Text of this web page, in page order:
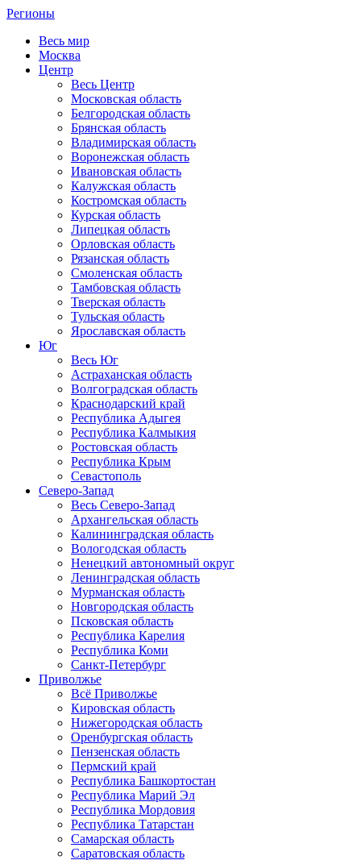
Регионы
Весь мир
Москва
Центр
Весь Центр
Московская область
Белгородская область
Брянская область
Владимирская область
Воронежская область
Ивановская область
Калужская область
Костромская область
Курская область
Липецкая область
Орловская область
Рязанская область
Смоленская область
Тамбовская область
Тверская область
Тульская область
Ярославская область
Юг
Весь Юг
Астраханская область
Волгоградская область
Краснодарский край
Республика Адыгея
Республика Калмыкия
Ростовская область
Республика Крым
Севастополь
Северо-Запад
Весь Северо-Запад
Архангельская область
Калининградская область
Вологодская область
Ненецкий автономный округ
Ленинградская область
Мурманская область
Новгородская область
Псковская область
Республика Карелия
Республика Коми
Санкт-Петербург
Приволжье
Всё Приволжье
Кировская область
Нижегородская область
Оренбургская область
Пензенская область
Пермский край
Республика Башкортостан
Республика Марий Эл
Республика Мордовия
Республика Татарстан
Самарская область
Саратовская область